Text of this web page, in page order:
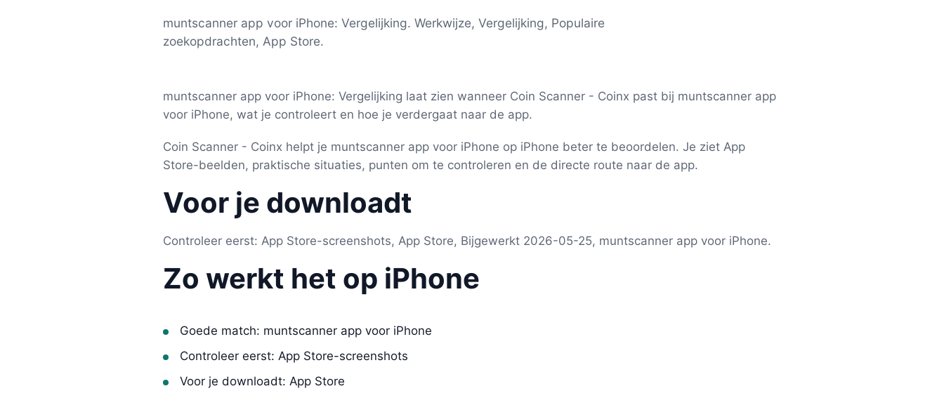
muntscanner app voor iPhone: Vergelijking. Werkwijze, Vergelijking, Populaire
zoekopdrachten, App Store.
muntscanner app voor iPhone: Vergelijking laat zien wanneer Coin Scanner - Coinx past bij muntscanner app
voor iPhone, wat je controleert en hoe je verdergaat naar de app.
Coin Scanner - Coinx helpt je muntscanner app voor iPhone op iPhone beter te beoordelen. Je ziet App
Store-beelden, praktische situaties, punten om te controleren en de directe route naar de app.
Voor je downloadt
Controleer eerst: App Store-screenshots, App Store, Bijgewerkt 2026-05-25, muntscanner app voor iPhone.
Zo werkt het op iPhone
Goede match: muntscanner app voor iPhone
Controleer eerst: App Store-screenshots
Voor je downloadt: App Store